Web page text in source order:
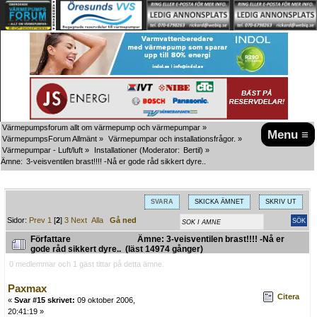
Menu ≡
Värmepumpsforum allt om värmepump och värmepumpar »
VärmepumpsForum Allmänt » Värmepumpar och installationsfrågor. »
Värmepumpar - Luft/luft » Installationer (Moderator: Bertil) »
Ämne: 3-veisventilen brast!!!! -Nå er gode råd sikkert dyre..
SVARA SKICKA ÄMNET SKRIV UT
Sidor: Prev 1 [2]3 Next Alla Gå ned
Författare
Ämne: 3-veisventilen brast!!!! -Nå er
gode råd sikkert dyre.. (läst 14974 gånger)
0 medlemmar och 1 gäst tittar på detta ämne.
Paxmax
« Svar #15 skrivet: 09 oktober 2006,
20:41:19 »
Citera